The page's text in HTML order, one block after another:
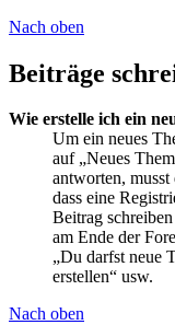
Nach oben
Beiträge
Wie erstelle ich ein
Um ein neues
auf „Neues
antworten,
dass eine
Beitrag
am Ende der
„Du darfst neue
erstellen“ usw.
Nach oben